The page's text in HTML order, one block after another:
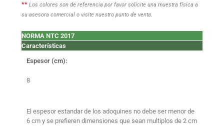
** Los colores son de referencia por favor solicite una muestra física a
su asesora comercial o visite nuestro punto de venta.
NORMA NTC 2017
Características
Espesor (cm):
8
El espesor estandar de los adoquines no debe ser menor de
6 cm y se prefieren dimensiones que sean multiplos de 2 cm